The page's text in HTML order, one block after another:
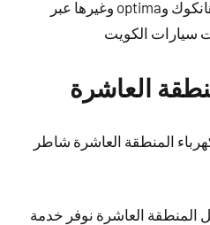
من البطاريات ميشلان وهانكوك وoptima وغيرها عبر
سيارات الكويت
العاشرة
المنطقة العاشرة شاطر
العاشرة نوفر خدمة